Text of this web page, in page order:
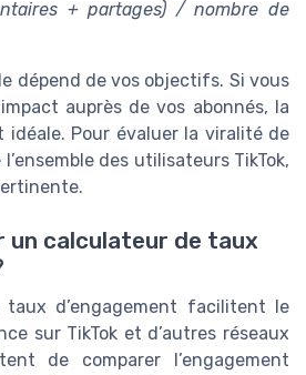
+ partages) / nombre de
dépend de vos objectifs. Si vous
auprès de vos abonnés, la
idéale. Pour évaluer la viralité de
des utilisateurs TikTok,
un calculateur de taux
taux d’engagement facilitent le
sur TikTok et d’autres réseaux
de comparer l’engagement